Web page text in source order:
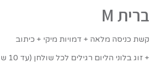
ברית M
קשת כניסה מלאה + דמויות מיקי + כיתוב
+ זוג בלוני הליום רגילים לכל שולחן (עד 10 שולחנות)